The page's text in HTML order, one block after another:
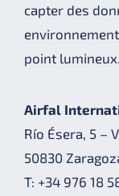
capter des
point lumineux.
Airfal
Río Ésera, 5 –
50830
T: +34 976 18